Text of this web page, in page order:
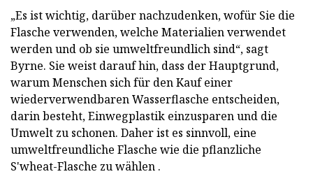
„Es ist wichtig, darüber nachzudenken, wofür Sie die
Flasche verwenden, welche Materialien verwendet
werden und ob sie umweltfreundlich sind“, sagt
Byrne. Sie weist darauf hin, dass der Hauptgrund,
warum Menschen sich für den Kauf einer
wiederverwendbaren Wasserflasche entscheiden,
darin besteht, Einwegplastik einzusparen und die
Umwelt zu schonen. Daher ist es sinnvoll, eine
umweltfreundliche Flasche wie die pflanzliche
S'wheat-Flasche zu wählen .